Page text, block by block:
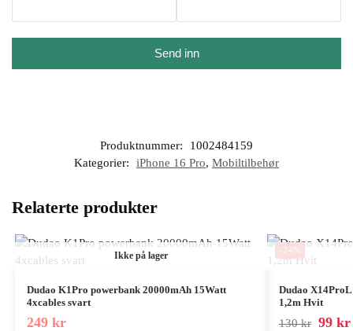
Send inn
Produktnummer:
1002484159
Kategorier:
iPhone 16 Pro, Mobiltilbehør
Relaterte produkter
Ikke på lager
Dudao K1Pro powerbank 20000mAh 15Watt
4xcables svart
249 kr
-24%
Dudao
1,2m Hvit
130kr 99 kr